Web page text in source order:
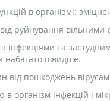
в організмі:
руйнування вільними
інфекціями та
набагато швидше.
від пошкоджень
організм інфекцій і